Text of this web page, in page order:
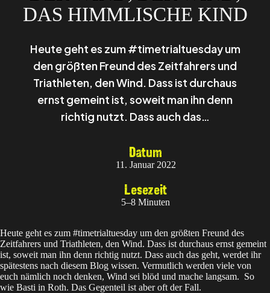
DAS HIMMLISCHE KIND
Heute geht es zum #timetrialtuesday um
den größten Freund des Zeitfahrers und
Triathleten, den Wind. Dass ist durchaus
ernst gemeint ist, soweit man ihn denn
richtig nutzt. Dass auch das…
Datum
11. Januar 2022
Lesezeit
5–8 Minuten
Heute geht es zum #timetrialtuesday um den größten Freund des
Zeitfahrers und Triathleten, den Wind. Dass ist durchaus ernst gemeint
ist, soweit man ihn denn richtig nutzt. Dass auch das geht, werdet ihr
spätestens nach diesem Blog wissen. Vermutlich werden viele von
euch nämlich noch denken, Wind sei blöd und mache langsam. So
wie Basti in Roth. Das Gegenteil ist aber oft der Fall.